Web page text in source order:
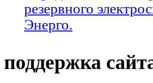
резервного
Энерго.
поддержка